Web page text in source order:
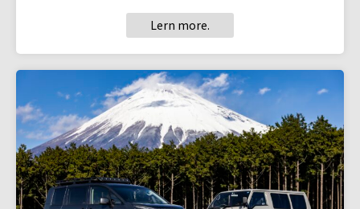
Lern more.